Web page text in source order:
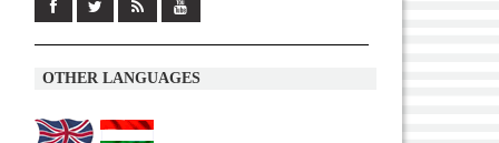
OTHER LANGUAGES